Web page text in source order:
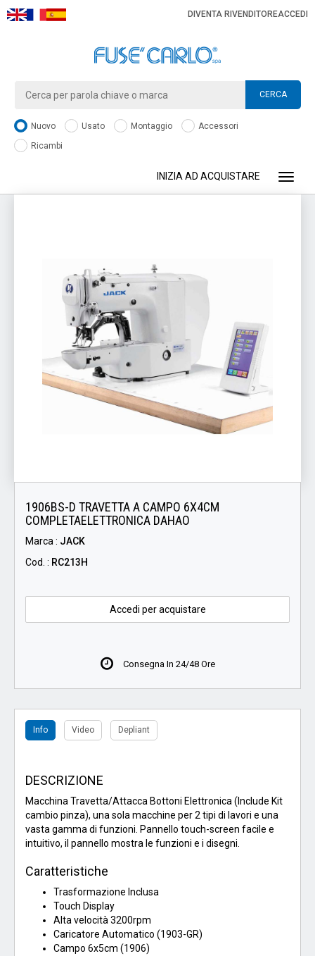
DIVENTA RIVENDITOREACCEDI
CERCA
Nuovo Usato Montaggio
Accessori
Ricambi
INIZIA AD ACQUISTARE
1906BS-D TRAVETTA A CAMPO 6X4CM
COMPLETAELETTRONICA DAHAO
Marca : JACK
Cod. : RC213H
Accedi per acquistare
Consegna In 24/48 Ore
Info Video Depliant
DESCRIZIONE
Macchina Travetta/Attacca Bottoni Elettronica (Include Kit
cambio pinza), una sola macchine per 2 tipi di lavori e una
vasta gamma di funzioni. Pannello touch-screen facile e
intuitivo, il pannello mostra le funzioni e i disegni.
Caratteristiche
Trasformazione Inclusa
Touch Display
Alta velocità 3200rpm
Caricatore Automatico (1903-GR)
Campo 6x5cm (1906)